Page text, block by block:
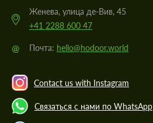
Женева, улица де-Вив, 45
+41 2288 600 47
@ Почта: hello@hodoor.world
Contact us with Instagram
Связаться с нами по WhatsApp